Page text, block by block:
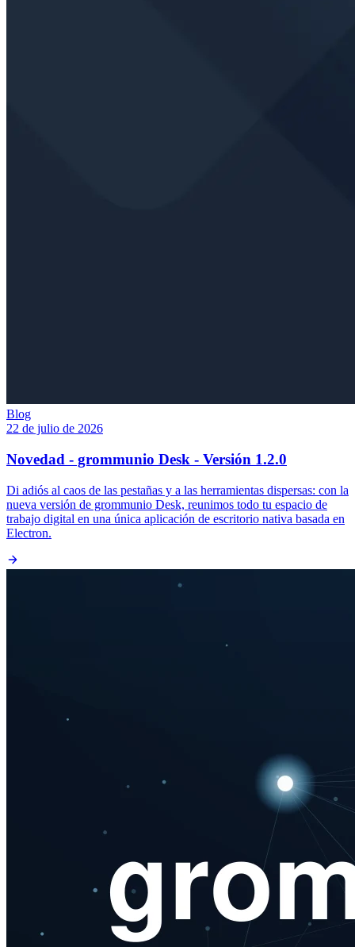
Blog
22 de julio de 2026
Novedad - grommunio Desk - Versión 1.2.0
Di adiós al caos de las pestañas y a las herramientas dispersas: con la
nueva versión de grommunio Desk, reunimos todo tu espacio de
trabajo digital en una única aplicación de escritorio nativa basada en
Electron.